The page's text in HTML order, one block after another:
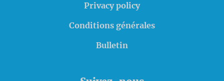
Privacy policy
Conditions générales
Bulletin